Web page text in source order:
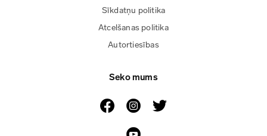
Sīkdatņu politika
Atcelšanas politika
Autortiesības
Seko mums